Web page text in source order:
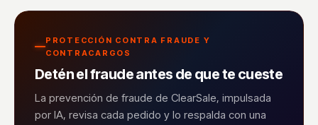
PROTECCIÓN CONTRA FRAUDE Y
CONTRACARGOS
Detén el fraude antes de que te cueste
La prevención de fraude de ClearSale, impulsada
por IA, revisa cada pedido y lo respalda con una